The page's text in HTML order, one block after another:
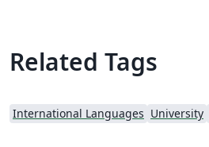
Related Tags
International Languages University